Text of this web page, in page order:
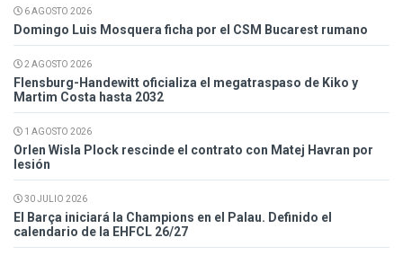
6 AGOSTO 2026
Domingo Luis Mosquera ficha por el CSM Bucarest rumano
2 AGOSTO 2026
Flensburg-Handewitt oficializa el megatraspaso de Kiko y
Martim Costa hasta 2032
1 AGOSTO 2026
Orlen Wisla Plock rescinde el contrato con Matej Havran por
lesión
30 JULIO 2026
El Barça iniciará la Champions en el Palau. Definido el
calendario de la EHFCL 26/27